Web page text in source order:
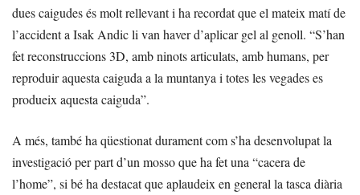
dues caigudes és molt rellevant i ha recordat que el mateix matí de
l’accident a Isak Andic li van haver d’aplicar gel al genoll. “S’han
fet reconstruccions 3D, amb ninots articulats, amb humans, per
reproduir aquesta caiguda a la muntanya i totes les vegades es
produeix aquesta caiguda”.
A més, també ha qüestionat durament com s’ha desenvolupat la
investigació per part d’un mosso que ha fet una “cacera de
l’home”, si bé ha destacat que aplaudeix en general la tasca diària